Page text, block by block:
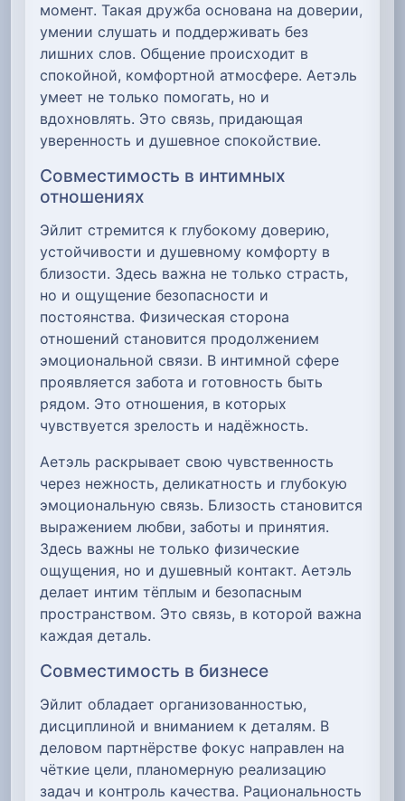
момент. Такая дружба основана на доверии,
умении слушать и поддерживать без
лишних слов. Общение происходит в
спокойной, комфортной атмосфере. Аетэль
умеет не только помогать, но и
вдохновлять. Это связь, придающая
уверенность и душевное спокойствие.
Совместимость в интимных
отношениях
Эйлит стремится к глубокому доверию,
устойчивости и душевному комфорту в
близости. Здесь важна не только страсть,
но и ощущение безопасности и
постоянства. Физическая сторона
отношений становится продолжением
эмоциональной связи. В интимной сфере
проявляется забота и готовность быть
рядом. Это отношения, в которых
чувствуется зрелость и надёжность.
Аетэль раскрывает свою чувственность
через нежность, деликатность и глубокую
эмоциональную связь. Близость становится
выражением любви, заботы и принятия.
Здесь важны не только физические
ощущения, но и душевный контакт. Аетэль
делает интим тёплым и безопасным
пространством. Это связь, в которой важна
каждая деталь.
Совместимость в бизнесе
Эйлит обладает организованностью,
дисциплиной и вниманием к деталям. В
деловом партнёрстве фокус направлен на
чёткие цели, планомерную реализацию
задач и контроль качества. Рациональность